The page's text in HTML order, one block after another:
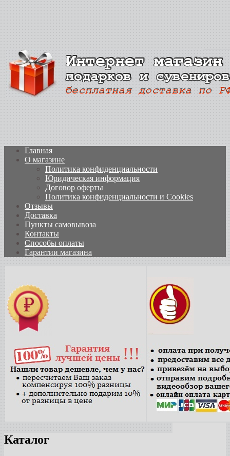
Главная
О магазине
Политика конфиденциальности
Юридическая информация
Договор оферты
Политика конфиденциальности и Cookies
Отзывы
Доставка
Пункты самовывоза
Контакты
Способы оплаты
Гарантии магазина
Каталог